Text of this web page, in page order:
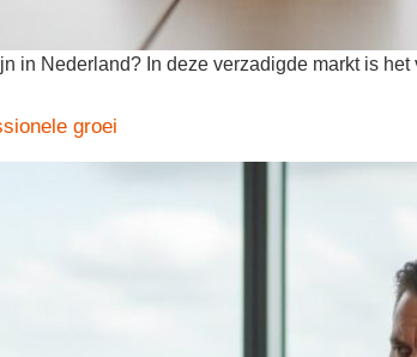
in Nederland? In deze verzadigde markt is
groei